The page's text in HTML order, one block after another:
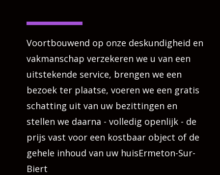
Voortbouwend op onze deskundigheid en
vakmanschap verzekeren we u van een
uitstekende service, brengen we een
bezoek ter plaatse, voeren we een gratis
schatting uit van uw bezittingen en
stellen we daarna - volledig openlijk - de
prijs vast voor een kostbaar object of de
gehele inhoud van uw huisErmeton-Sur-
Biert